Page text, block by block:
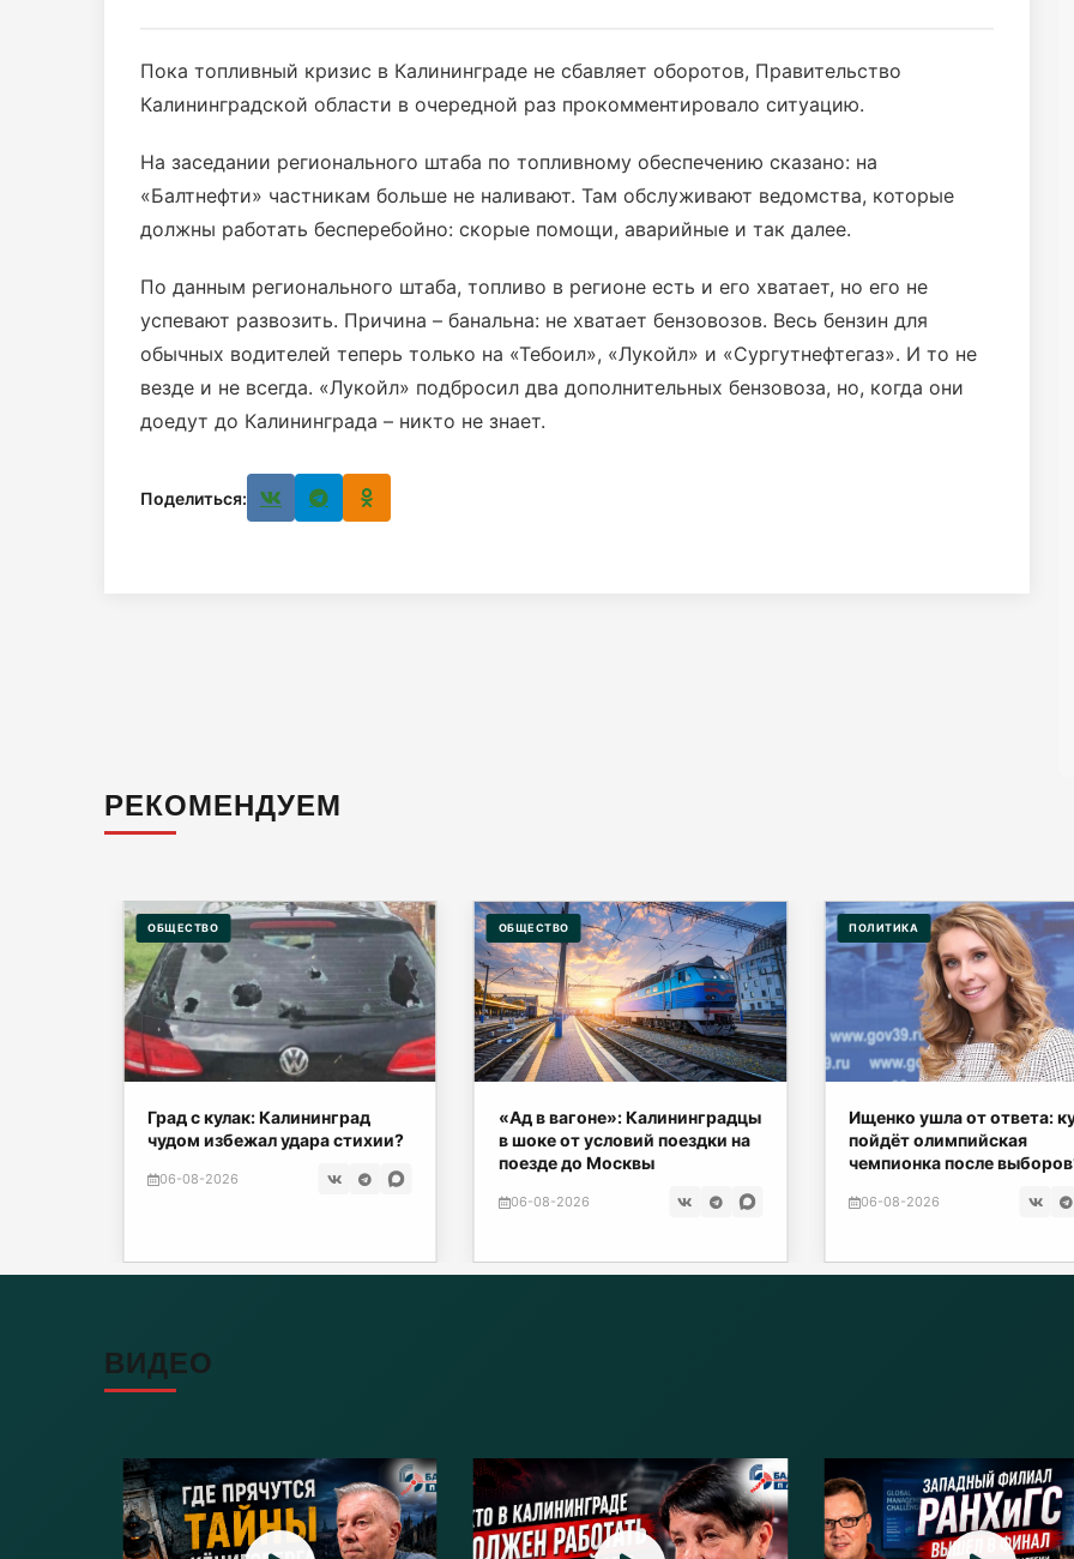
Пока топливный кризис в Калининграде не сбавляет оборотов, Правительство
Калининградской области в очередной раз прокомментировало ситуацию.
На заседании регионального штаба по топливному обеспечению сказано: на
«Балтнефти» частникам больше не наливают. Там обслуживают ведомства, которые
должны работать бесперебойно: скорые помощи, аварийные и так далее.
По данным регионального штаба, топливо в регионе есть и его хватает, но его не
успевают развозить. Причина – банальна: не хватает бензовозов. Весь бензин для
обычных водителей теперь только на «Тебоил», «Лукойл» и «Сургутнефтегаз». И то не
везде и не всегда. «Лукойл» подбросил два дополнительных бензовоза, но, когда они
доедут до Калининграда – никто не знает.
Поделиться:
РЕКОМЕНДУЕМ
ОБЩЕСТВО
Град с кулак: Калининград
чудом избежал удара стихии?
06-08-2026
ОБЩЕСТВО
«Ад в вагоне»: Калининградцы
в шоке от условий поездки на
поезде до Москвы
06-08-2026
ПОЛИТИКА
Ищенко ушла от ответа:
пойдёт олимпийская
чемпионка после
06-08-2026
ВИДЕО